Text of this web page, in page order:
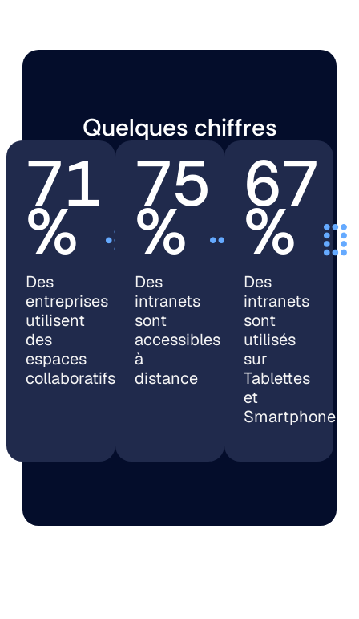
Quelques chiffres
71
%
Des
entreprises
utilisent
des
espaces
collaboratifs
75
%
Des
intranets
sont
accessibles
à
distance
67
%
Des
intranets
sont
utilisés
sur
Tablettes
et
Smartphone